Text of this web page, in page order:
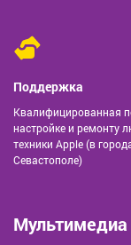
Поддержка
Квалифицированная
настройке и ремонту
техники Apple (в
Севастополе)
Мультимедиа